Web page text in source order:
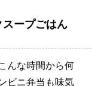
ープごはん
んな時間から何
ビニ弁当も味気